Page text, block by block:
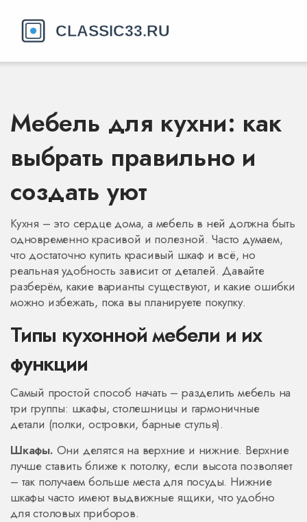
Мебель для кухни: как
выбрать правильно и
создать уют
Кухня – это сердце дома, а мебель в ней должна быть
одновременно красивой и полезной. Часто думаем,
что достаточно купить красивый шкаф и всё, но
реальная удобность зависит от деталей. Давайте
разберём, какие варианты существуют, и какие ошибки
можно избежать, пока вы планируете покупку.
Типы кухонной мебели и их
функции
Самый простой способ начать – разделить мебель на
три группы: шкафы, столешницы и гармоничные
детали (полки, островки, барные стулья).
Шкафы. Они делятся на верхние и нижние. Верхние
лучше ставить ближе к потолку, если высота позволяет
– так получаем больше места для посуды. Нижние
шкафы часто имеют выдвижные ящики, что удобно
для столовых приборов.